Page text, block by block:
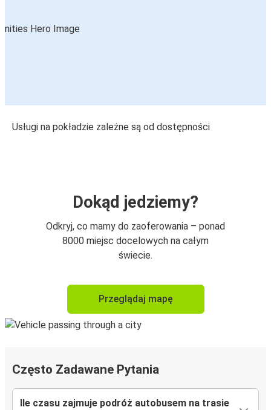
Usługi na pokładzie zależne są od dostępności
Dokąd jedziemy?
Odkryj, co mamy do zaoferowania – ponad
8000 miejsc docelowych na całym
świecie.
Przeglądaj mapę
Często Zadawane Pytania
Ile czasu zajmuje podróż autobusem na trasie